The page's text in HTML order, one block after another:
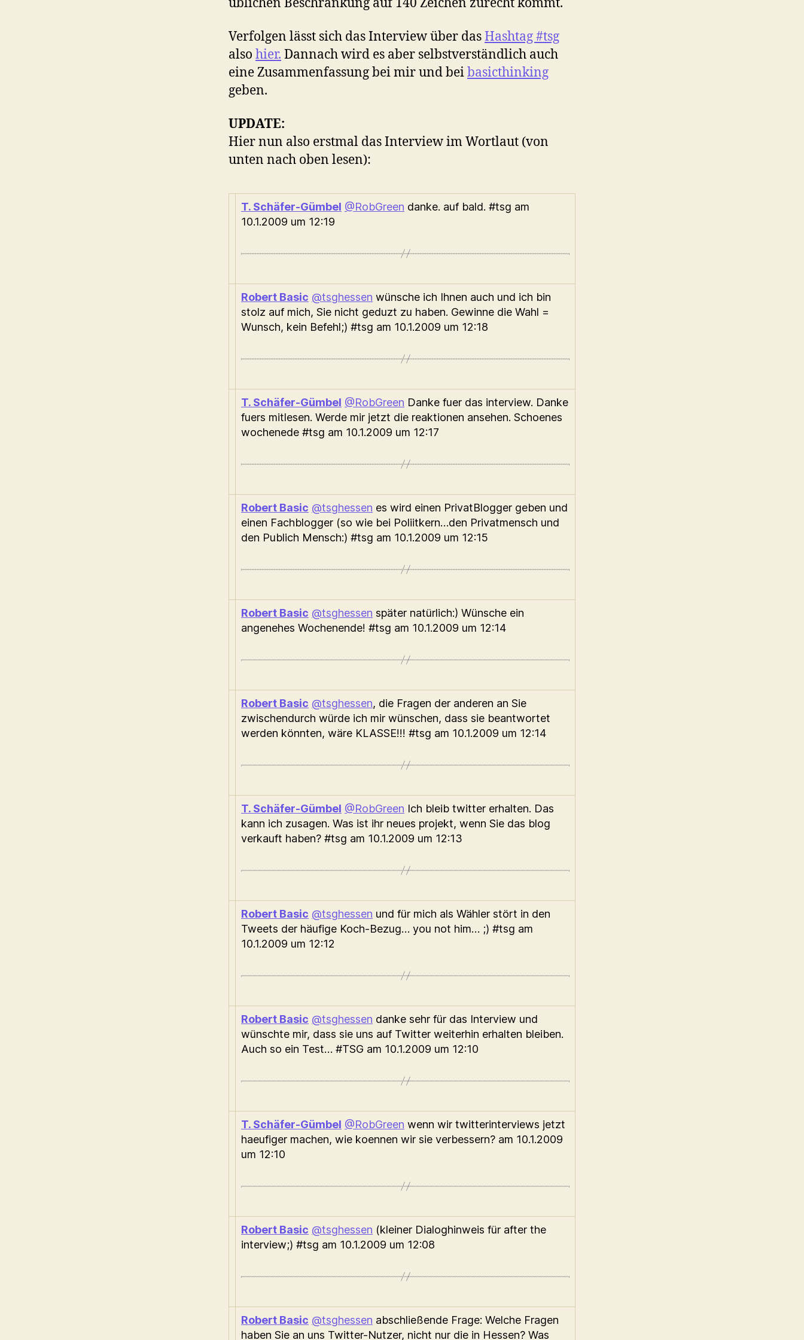
Verfolgen lässt sich das Interview über dasHashtag #tsg
also hier. Dannach wird es aber selbstverständlich auch
eine Zusammenfassung bei mir und beibasicthinking
geben.
UPDATE:
Hier nun also erstmal das Interview im Wortlaut (von
unten nach oben lesen):
T. Schäfer-Gümbel @RobGreen danke. auf bald. #tsg am
10.1.2009 um 12:19
Robert Basic @tsghessen wünsche ich Ihnen auch und ich bin
stolz auf mich, Sie nicht geduzt zu haben. Gewinne die Wahl =
Wunsch, kein Befehl;) #tsg am 10.1.2009 um 12:18
T. Schäfer-Gümbel @RobGreen Danke fuer das interview. Danke
fuers mitlesen. Werde mir jetzt die reaktionen ansehen. Schoenes
wochenede #tsg am 10.1.2009 um 12:17
Robert Basic @tsghessen es wird einen PrivatBlogger geben und
einen Fachblogger (so wie bei Poliitkern…den Privatmensch und
den Publich Mensch:) #tsg am 10.1.2009 um 12:15
Robert Basic @tsghessen später natürlich:) Wünsche ein
angenehes Wochenende! #tsg am 10.1.2009 um 12:14
Robert Basic @tsghessen, die Fragen der anderen an Sie
zwischendurch würde ich mir wünschen, dass sie beantwortet
werden könnten, wäre KLASSE!!! #tsg am 10.1.2009 um 12:14
T. Schäfer-Gümbel @RobGreen Ich bleib twitter erhalten. Das
kann ich zusagen. Was ist ihr neues projekt, wenn Sie das blog
verkauft haben? #tsg am 10.1.2009 um 12:13
Robert Basic @tsghessen und für mich als Wähler stört in den
Tweets der häufige Koch-Bezug… you not him… ;) #tsg am
10.1.2009 um 12:12
Robert Basic @tsghessen danke sehr für das Interview und
wünschte mir, dass sie uns auf Twitter weiterhin erhalten bleiben.
Auch so ein Test… #TSG am 10.1.2009 um 12:10
T. Schäfer-Gümbel @RobGreen wenn wir twitterinterviews jetzt
haeufiger machen, wie koennen wir sie verbessern? am 10.1.2009
um 12:10
Robert Basic @tsghessen (kleiner Dialoghinweis für after the
interview;) #tsg am 10.1.2009 um 12:08
Robert Basic @tsghessen abschließende Frage: Welche Fragen
haben Sie an uns Twitter-Nutzer, nicht nur die in Hessen? Was